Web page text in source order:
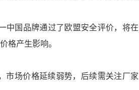
中国品牌通过了欧盟安全评价，将在
格产生影响。
市场价格延续弱势，后续需关注厂家